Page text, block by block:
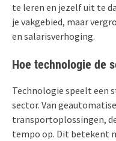
te leren en jezelf uit te
je vakgebied, maar
en salarisverhoging.
Hoe technologie de
Technologie speelt een
sector. Van
transportoplossingen,
tempo op. Dit betekent